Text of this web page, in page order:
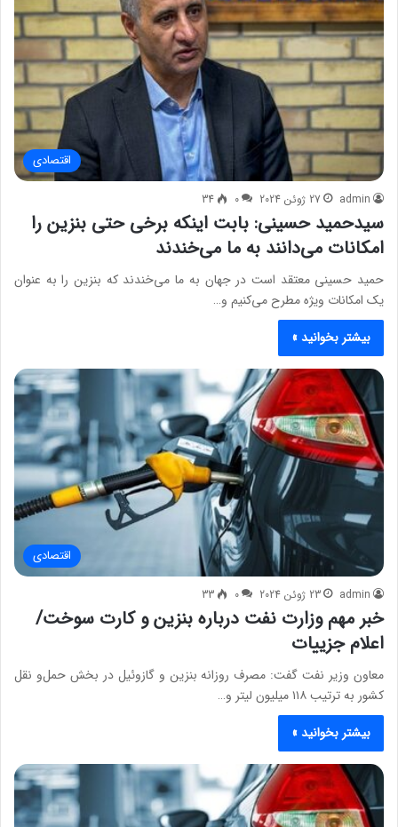
اقتصادی
admin 27 ژوئن 2024 0
34
سیدحمید حسینی: بابت اینکه برخی حتی بنزین را
امکانات می‌دانند به ما می‌خندند
حمید حسینی معتقد است در جهان به ما می‌خندند که بنزین را به عنوان
یک امکانات ویژه مطرح می‌کنیم و…
بیشتر بخوانید »
اقتصادی
admin 23 ژوئن 2024 0
33
خبر مهم وزارت نفت درباره بنزین و کارت سوخت/
اعلام جزییات
معاون وزیر نفت گفت: مصرف روزانه بنزین و گازوئیل در بخش حمل‌و نقل
کشور به ترتیب ۱۱۸ میلیون لیتر و…
بیشتر بخوانید »